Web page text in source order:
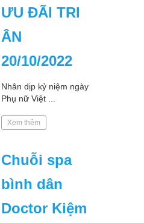
ƯU ĐÃI TRI
ÂN
20/10/2022
Nhân dịp kỷ niệm ngày
Phụ nữ Việt ...
Xem thêm
Chuỗi spa
bình dân
Doctor Kiệm